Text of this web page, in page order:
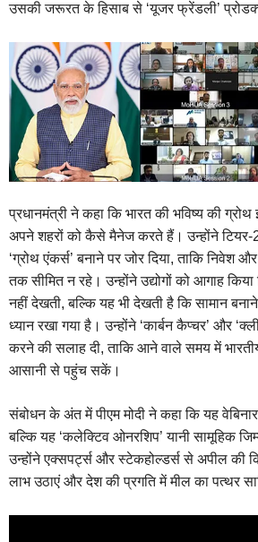
उसकी जरूरत के हिसाब से ‘यूजर फ्रेंडली’
प्रधानमंत्री ने कहा कि भारत की भविष्य की ग्रोथ
अपने शहरों को कैसे मैनेज करते हैं। उन्होंने टियर-
‘ग्रोथ एंकर्स’ बनाने पर जोर दिया, ताकि निवेश
तक सीमित न रहे। उन्होंने उद्योगों को आगाह
नहीं देखती, बल्कि यह भी देखती है कि सामान
ध्यान रखा गया है। उन्होंने ‘कार्बन कैप्चर’ और
करने की सलाह दी, ताकि आने वाले समय में
आसानी से पहुंच सकें।
संबोधन के अंत में पीएम मोदी ने कहा कि यह वेबिनार
बल्कि यह ‘कलेक्टिव ओनरशिप’ यानी सामूहिक
उन्होंने एक्सपर्ट्स और स्टेकहोल्डर्स से अपील की
लाभ उठाएं और देश की प्रगति में मील का पत्थर